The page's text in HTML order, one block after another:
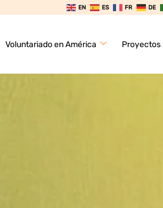
EN ES FR DE
Voluntariado en América Proyectos